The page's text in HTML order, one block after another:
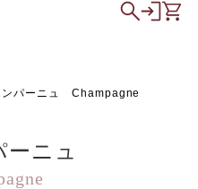
ンパーニュ Champagne
ニュ